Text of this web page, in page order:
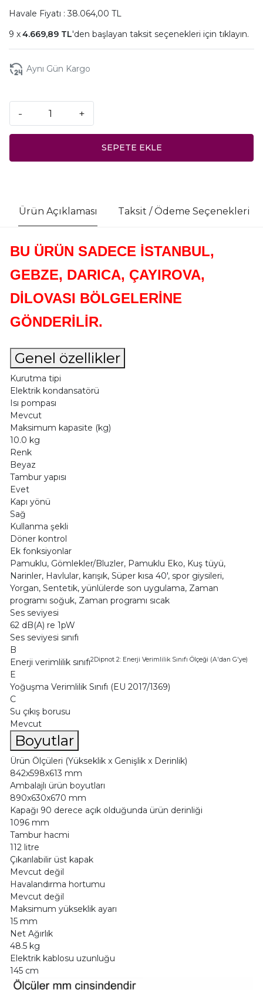
Havale Fiyatı : 38.064,00 TL
4.669,89 TL'den başlayan taksit seçenekleri için tıklayın.
Aynı Gün Kargo
- +
SEPETE EKLE
Ürün Açıklaması Taksit / Ödeme Seçenekleri
BU ÜRÜN SADECE İSTANBUL,
GEBZE, DARICA, ÇAYIROVA,
DİLOVASI BÖLGELERİNE
GÖNDERİLİR.
Genel özellikler
Kurutma tipi
Elektrik kondansatörü
Isı pompası
Mevcut
Maksimum kapasite (kg)
10.0 kg
Renk
Beyaz
Tambur yapısı
Evet
Kapı yönü
Sağ
Kullanma şekli
Döner kontrol
Ek fonksiyonlar
Pamuklu, Gömlekler/Bluzler, Pamuklu Eko, Kuş tüyü,
Narinler, Havlular, karışık, Süper kısa 40', spor giysileri,
Yorgan, Sentetik, yünlülerde son uygulama, Zaman
programı soğuk, Zaman programı sıcak
Ses seviyesi
62 dB(A) re 1pW
Ses seviyesi sınıfı
B
Enerji verimlilik sınıfı2Dipnot 2: Enerji Verimlilik Sınıfı Ölçeği (A'dan G'ye)
E
Yoğuşma Verimlilik Sınıfı (EU 2017/1369)
C
Su çıkış borusu
Mevcut
Boyutlar
Ürün Ölçüleri (Yükseklik x Genişlik x Derinlik)
842x598x613 mm
Ambalajlı ürün boyutları
890x630x670 mm
Kapağı 90 derece açık olduğunda ürün derinliği
1096 mm
Tambur hacmi
112 litre
Çıkarılabilir üst kapak
Mevcut değil
Havalandırma hortumu
Mevcut değil
Maksimum yükseklik ayarı
15 mm
Net Ağırlık
48.5 kg
Elektrik kablosu uzunluğu
145 cm